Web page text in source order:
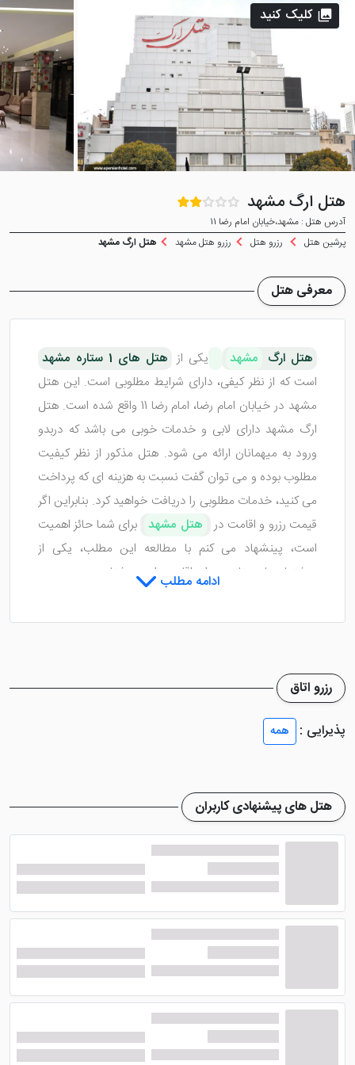
هتل ارگ مشهد
آدرس هتل : مشهد،خیابان امام رضا 11
پرشین هتل
رزرو هتل رزرو هتل مشهد هتل ارگ مشهد
کلیک کنید
معرفی هتل
هتل ارگ مشهد یکی از هتل های 1 ستاره مشهد
است که از نظر کیفی، دارای شرایط مطلوبی است. این هتل
مشهد در خیابان امام رضا، امام رضا 11 واقع شده است. هتل
ارگ مشهد دارای لابی و خدمات خوبی می باشد که دربدو
ورود به میهمانان ارائه می شود. هتل مذکور از نظر کیفیت
مطلوب بوده و می توان گفت نسبت به هزینه ای که پرداخت
می کنید، خدمات مطلوبی را دریافت خواهید کرد. بنابراین اگر
قیمت رزرو و اقامت در
هتل مشهد برای شما حائز اهمیت
است، پینشهاد می کنم با مطالعه این مطلب، یکی از
پیشنهاد های مناسب برای اقامت را بهتر بشناسید.
اتاق هایی تمیز با کیفیت مطلوب در
هتل ارگ مشهد
می باشد که می توانند ضیافت یک اقامت راحت با آسایش
تخته و 3 تخته می شود. اتاق های مذکور، برای میهمانان کم
جمعیت و پرجمعیت مناسب طراحی شده اند. تلویزیون،
سیستم تهویه مطبوع، حوله و دیگر ملزومات بهداشتی
مخصوص 1 نفر، یخچال و ... از امکانات داخل اتاق ها می
باشند.
تنوع غذاهای ایرانی لذیذ و با کیفیت
در هتل ارگ مشهد
هتل زیبای ارگ مشهد رستورانی دارد که غذاهای ایرانی، با
ادامه مطلب
رزرو اتاق
پذیرایی :
همه
هتل های پیشنهادی کاربران